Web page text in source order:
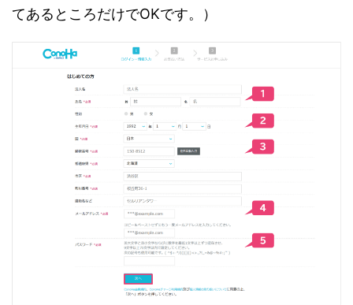
てあるところだけでOKです。）